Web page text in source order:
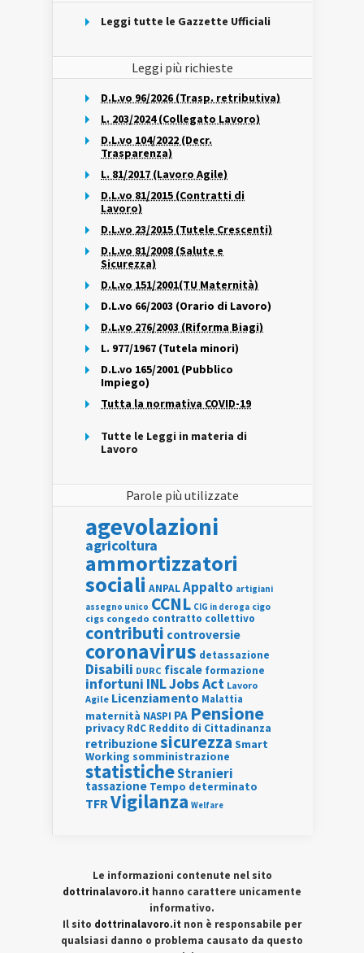
Leggi tutte le Gazzette Ufficiali
Leggi più richieste
D.L.vo 96/2026 (Trasp. retributiva)
L. 203/2024 (Collegato Lavoro)
D.L.vo 104/2022 (Decr.
Trasparenza)
L. 81/2017 (Lavoro Agile)
D.L.vo 81/2015 (Contratti di
Lavoro)
D.L.vo 23/2015 (Tutele Crescenti)
D.L.vo 81/2008 (Salute e
Sicurezza)
D.L.vo 151/2001(TU Maternità)
D.L.vo 66/2003 (Orario di Lavoro)
D.L.vo 276/2003 (Riforma Biagi)
L. 977/1967 (Tutela minori)
D.L.vo 165/2001 (Pubblico
Impiego)
Tutta la normativa COVID-19
Tutte le Leggi in materia di
Lavoro
Parole più utilizzate
agevolazioni
agricoltura
ammortizzatori
sociali ANPALAppalto artigiani
assegno unico CCNL CIG in deroga cigo
cigs congedo contratto collettivo
contributi controversie
coronavirus detassazione
Disabili DURC fiscale formazione
infortuni INLJobs Act Lavoro
Agile Licenziamento Malattia
maternità NASPI PA Pensione
privacy RdC Reddito di Cittadinanza
retribuzionesicurezza Smart
Working somministrazione
statisticheStranieri
tassazione Tempo determinato
TFRVigilanza Welfare
Le informazioni contenute nel sito
dottrinalavoro.it hanno carattere unicamente
informativo.
Il sito dottrinalavoro.it non è responsabile per
qualsiasi danno o problema causato da questo